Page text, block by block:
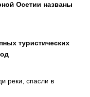
Осетии названы
туристических
реки, спасли в